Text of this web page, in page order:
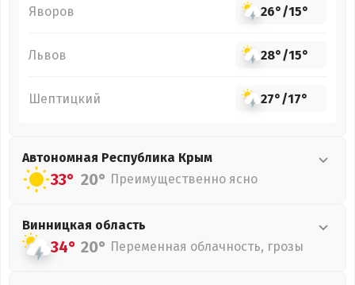
Яворов 26°/15°
Львов 28°/15°
Шептицкий 27°/17°
Автономная Республика Крым
33° 20° Преимущественно ясно
Винницкая область
34° 20° Переменная облачность, грозы